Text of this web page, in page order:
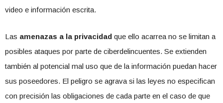
video e información escrita.
Las amenazas a la privacidad que ello acarrea no se limitan a
posibles ataques por parte de ciberdelincuentes. Se extienden
también al potencial mal uso que de la información puedan hacer
sus poseedores. El peligro se agrava si las leyes no especifican
con precisión las obligaciones de cada parte en el caso de que